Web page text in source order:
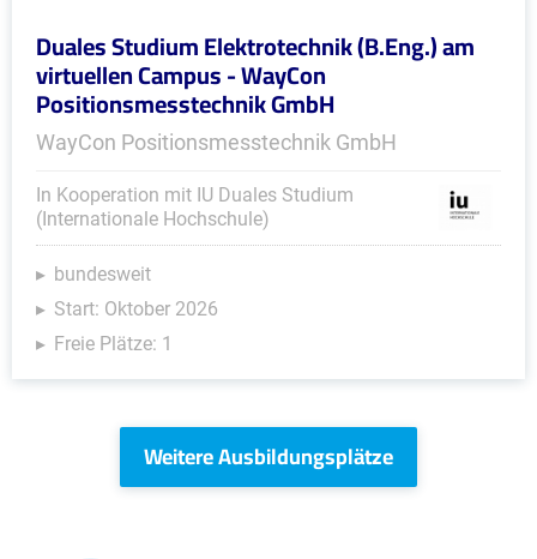
Duales Studium Elektrotechnik (B.Eng.) am
virtuellen Campus - WayCon
Positionsmesstechnik GmbH
WayCon Positionsmesstechnik GmbH
In Kooperation mit IU Duales Studium
(Internationale Hochschule)
bundesweit
Start: Oktober 2026
Freie Plätze: 1
Weitere Ausbildungsplätze